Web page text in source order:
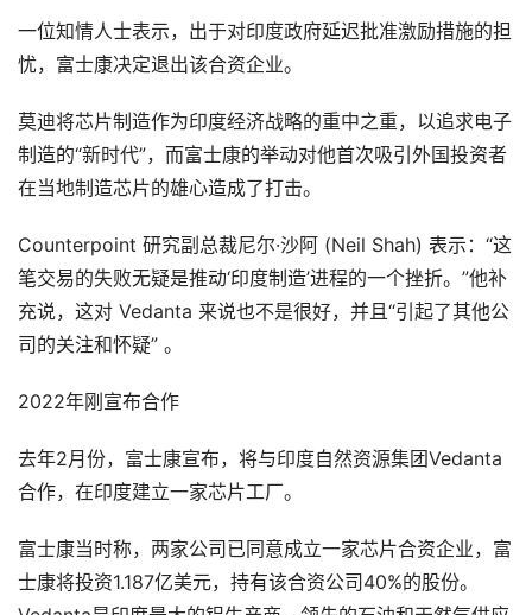
一位知情人士表示，出于对印度政府延迟批准激励措施的担
忧，富士康决定退出该合资企业。
莫迪将芯片制造作为印度经济战略的重中之重，以追求电子
制造的“新时代”，而富士康的举动对他首次吸引外国投资者
在当地制造芯片的雄心造成了打击。
Counterpoint 研究副总裁尼尔·沙阿 (Neil Shah) 表示：“这
笔交易的失败无疑是推动‘印度制造’进程的一个挫折。”他补
充说，这对 Vedanta 来说也不是很好，并且“引起了其他公
司的关注和怀疑” 。
2022年刚宣布合作
去年2月份，富士康宣布，将与印度自然资源集团Vedanta
合作，在印度建立一家芯片工厂。
富士康当时称，两家公司已同意成立一家芯片合资企业，富
士康将投资1.187亿美元，持有该合资公司40%的股份。